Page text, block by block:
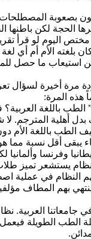
بصعوبة المصطلحات
الحجة لكن باطنها
اليوم لو قرأ
بلغته الأم أم أي
من استيعاب ما حصل
مرة أخيرة
هذه المرة:
الطب باللغة
بدل أهلية المترجم.
الطب باللغة الأم
يبقى أقل نسبة مما
وفرنسا وألمانيا
نظام يستشعر تميز
النظام في عملية
بهم المطاف
جامعاتنا العربية.
الطب الطويلة